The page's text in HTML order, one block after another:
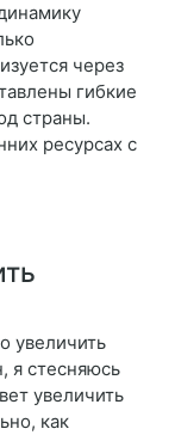
через
гибкие
страны.
ресурсах с
увеличить
я стесняюсь
увеличить
как